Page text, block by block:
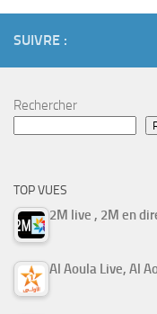
SUIVRE :
Rechercher
TOP VUES
2M live , 2M en
Al Aoula Live, Al